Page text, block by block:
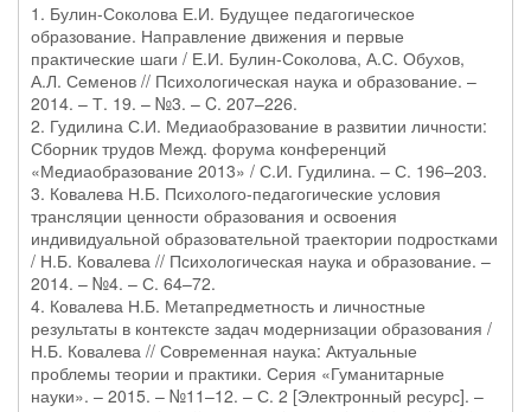
1. Булин-Соколова Е.И. Будущее педагогическое
образование. Направление движения и первые
практические шаги / Е.И. Булин-Соколова, А.С. Обухов,
А.Л. Семенов // Психологическая наука и образование. –
2014. – Т. 19. – №3. – C. 207–226.
2. Гудилина С.И. Медиаобразование в развитии личности:
Сборник трудов Межд. форума конференций
«Медиаобразование 2013» / С.И. Гудилина. – С. 196–203.
3. Ковалева Н.Б. Психолого-педагогические условия
трансляции ценности образования и освоения
индивидуальной образовательной траектории подростками
/ Н.Б. Ковалева // Психологическая наука и образование. –
2014. – №4. – С. 64–72.
4. Ковалева Н.Б. Метапредметность и личностные
результаты в контексте задач модернизации образования /
Н.Б. Ковалева // Современная наука: Актуальные
проблемы теории и практики. Серия «Гуманитарные
науки». – 2015. – №11–12. – С. 2 [Электронный ресурс]. –